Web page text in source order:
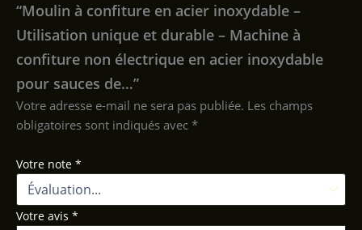
“Moulin à confiture en acier inoxydable –
Utilisation unique et durable – Machine à
confiture non électrique en acier inoxydable
pour sauces de…”
Votre adresse e-mail ne sera pas publiée. Les champs
obligatoires sont indiqués avec *
Votre note *
Votre avis *